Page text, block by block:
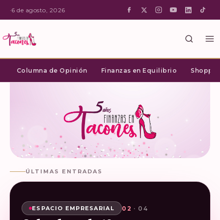
·6 de agosto, 2026
Columna de Opinión Finanzas en Equilibrio
ÚLTIMAS ENTRADAS
SHOPPING INTELIGENTE 01 · 04
ESPACIO EMPRESARIAL 02 · 04
ESPACIO EMPRESARIAL 03 · 04
ESPACIO EMPRESARIAL 04 · 04